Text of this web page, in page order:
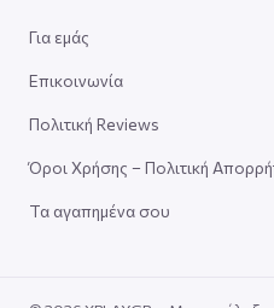
Για εμάς
Επικοινωνία
Πολιτική Reviews
Όροι Χρήσης – Πολιτική
Τα αγαπημένα σου